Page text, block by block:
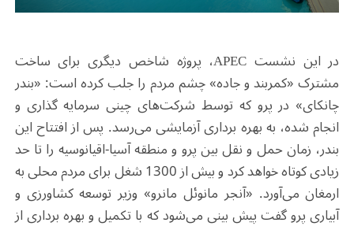
در این نشست APEC، پروژه شاخص دیگری برای ساخت
مشترک «کمربند و جاده» چشم مردم را جلب کرده است: «بندر
چانکای» در پرو که توسط شرکت‌های چینی سرمایه گذاری و
انجام شده، به بهره برداری آزمایشی می‌رسد. پس از افتتاح این
بندر، زمان حمل و نقل بین پرو و منطقه آسیا-اقیانوسیه را تا حد
زیادی کوتاه خواهد کرد و بیش از 1300 شغل برای مردم محلی به
ارمغان می‌آورد. «آنجر مانوئل مانرو» وزیر توسعه کشاورزی و
آبیاری پرو گفت پیش بینی می‌شود که با تکمیل و بهره برداری از